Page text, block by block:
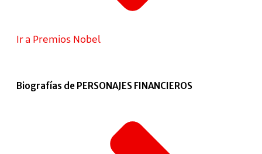
Ir a Premios Nobel
Biografías de PERSONAJES FINANCIEROS